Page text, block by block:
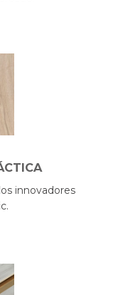
innovadores
.